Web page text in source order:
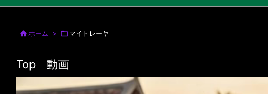
 ホーム > マイトレーヤ
Top 動画